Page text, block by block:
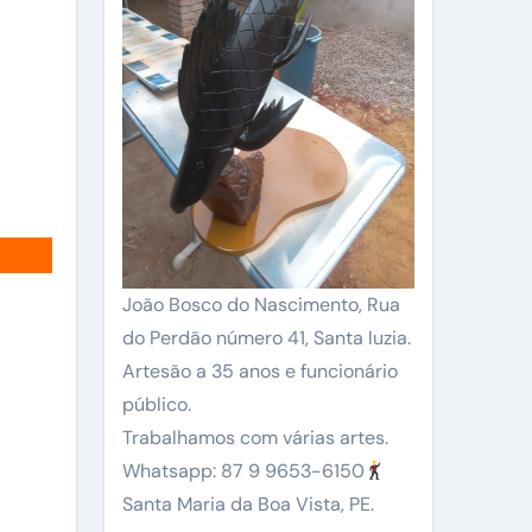
João Bosco do Nascimento, Rua
do Perdão número 41, Santa luzia.
Artesão a 35 anos e funcionário
público.
Trabalhamos com várias artes.
Whatsapp: 87 9 9653-6150
Santa Maria da Boa Vista, PE.